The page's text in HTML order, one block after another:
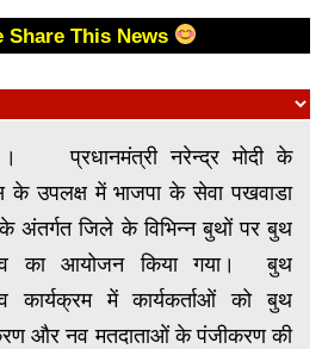
Share This News
। प्रधानमंत्री नरेन्द्र मोदी के
के उपलक्ष में भाजपा के सेवा पखवाडा
अंतर्गत जिले के विभिन्न बुथों पर बुथ
का आयोजन किया गया। बुथ
कार्यक्रम में कार्यकर्ताओं को बुथ
और नव मतदाताओं के पंजीकरण की